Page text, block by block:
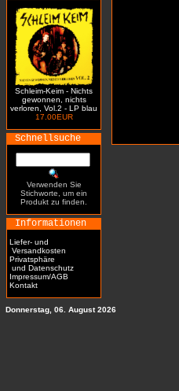
Schleim-Keim - Nichts
gewonnen, nichts
verloren, Vol.2 - LP blau
17.00EUR
Schnellsuche
Verwenden Sie
Stichworte, um ein
Produkt zu finden.
Informationen
Liefer- und
Versandkosten
Privatsphäre
und Datenschutz
Impressum/AGB
Kontakt
Donnerstag, 06. August 2026